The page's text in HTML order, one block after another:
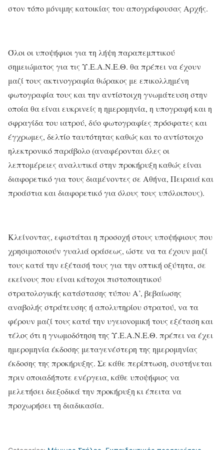
στον τόπο μόνιμης κατοικίας του απογράφουσας Αρχής.
Όλοι οι υποψήφιοι για τη λήψη παραπεμπτικού
σημειώματος για τις Υ.Ε.Α.Ν.Ε.Θ. θα πρέπει να έχουν
μαζί τους ακτινογραφία θώρακος με επικολλημένη
φωτογραφία τους και την αντίστοιχη γνωμάτευση στην
οποία θα είναι ευκρινείς η ημερομηνία, η υπογραφή και η
σφραγίδα του ιατρού, δύο φωτογραφίες πρόσφατες και
έγχρωμες, δελτίο ταυτότητας καθώς και το αντίστοιχο
ηλεκτρονικό παράβολο (αναφέρονται όλες οι
λεπτομέρειες αναλυτικά στην προκήρυξη καθώς είναι
διαφορετικό για τους διαμένοντες σε Αθήνα, Πειραιά και
προάστια και διαφορετικό για όλους τους υπόλοιπους).
Κλείνοντας, εφιστάται η προσοχή στους υποψήφιους που
χρησιμοποιούν γυαλιά οράσεως, ώστε να τα έχουν μαζί
τους κατά την εξέτασή τους για την οπτική οξύτητα, σε
εκείνους που είναι κάτοχοι πιστοποιητικού
στρατολογικής κατάστασης τύπου Α’, βεβαίωσης
αναβολής στράτευσης ή απολυτηρίου στρατού, να τα
φέρουν μαζί τους κατά την υγειονομική τους εξέταση και
τέλος ότι η γνωμοδότηση της Υ.Ε.Α.Ν.Ε.Θ. πρέπει να έχει
ημερομηνία έκδοσης μεταγενέστερη της ημερομηνίας
έκδοσης της προκήρυξης. Σε κάθε περίπτωση, συστήνεται
πριν οποιαδήποτε ενέργεια, κάθε υποψήφιος να
μελετήσει διεξοδικά την προκήρυξη κι έπειτα να
προχωρήσει τη διαδικασία.